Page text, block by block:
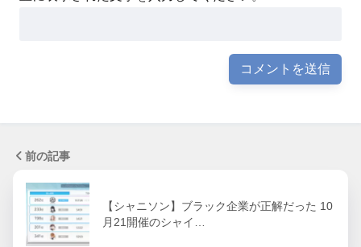
前の記事
【シャニソン】ブラック企業が正解だった 10
月21開催のシャイ…